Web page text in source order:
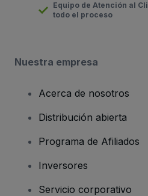
Equipo de Atención al
todo el proceso
Nuestra empresa
Acerca de nosotros
Distribución abierta
Programa de Afiliados
Inversores
Servicio corporativo